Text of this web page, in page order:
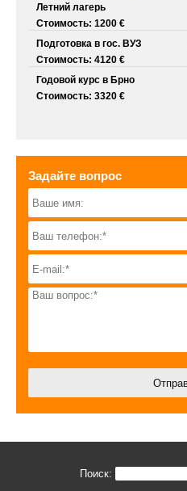
Летний лагерь
Стоимость: 1200 €
Подготовка в гос. ВУЗ
Стоимость: 4120 €
Годовой курс в Брно
Стоимость: 3320 €
Задайте вопрос
Поиск: